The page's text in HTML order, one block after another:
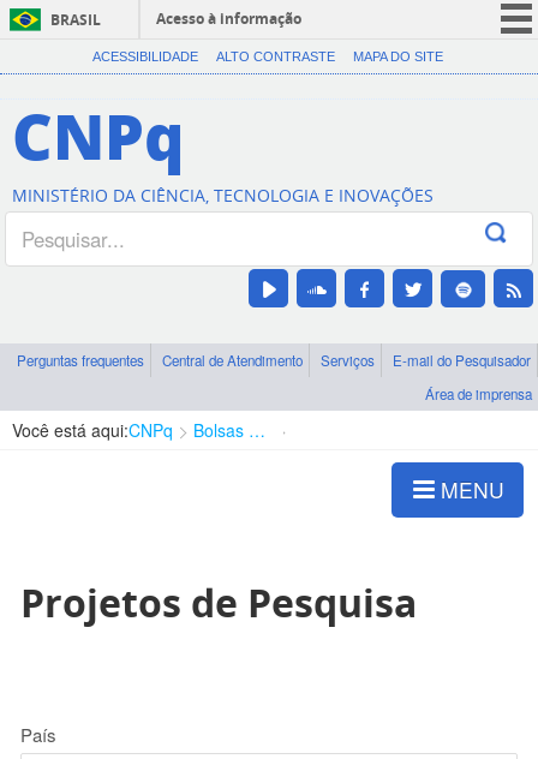
BRASIL
Acesso à informação
CORONAVÍRUS (COVID-19)
Canais
ACESSIBILIDADE ALTO CONTRASTE MAPA DO SITE
CNPq
MINISTÉRIO DA CIÊNCIA, TECNOLOGIA E INOVAÇÕES
Perguntas frequentes Central de Atendimento Serviços
E-mail do Pesquisador
Área de imprensa
Você está aqui:CNPq Bolsas e Auxílios Vigentes
MENU
Projetos de Pesquisa
País